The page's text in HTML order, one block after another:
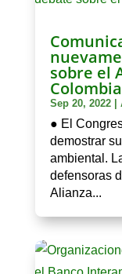
sobre el
Colombia
Sep 20, 2022|
● El
demostrar
ambiental.
defensoras
Alianza...